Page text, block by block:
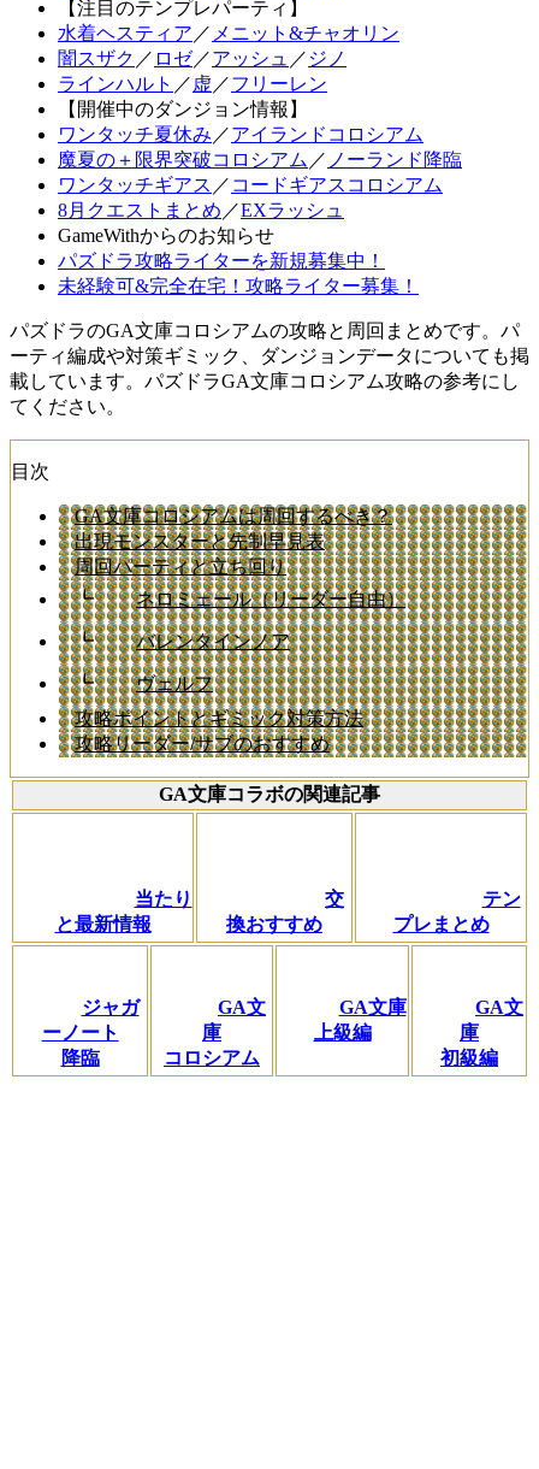
【注目のテンプレパーティ】
水着ヘスティア ／ メニット&チャオリン
闇スザク ／ ロゼ／アッシュ ／ ジノ
ラインハルト ／ 虚 ／フリーレン
【開催中のダンジョン情報】
ワンタッチ夏休み ／アイランドコロシアム
魔夏の＋限界突破コロシアム ／ ノーランド降臨
ワンタッチギアス ／ コードギアスコロシアム
8月クエストまとめ ／EXラッシュ
GameWithからのお知らせ
パズドラ攻略ライターを新規募集中！
未経験可&完全在宅！攻略ライター募集！
パズドラのGA文庫コロシアムの攻略と周回まとめです。パ
ーティ編成や対策ギミック、ダンジョンデータについても掲
載しています。パズドラGA文庫コロシアム攻略の参考にし
てください。
目次
GA文庫コロシアムは周回するべき？
出現モンスターと先制早見表
周回パーティと立ち回り
┗
ネロミェール（リーダー自由）
┗ バレンタインノア
┗
ヴェルフ
攻略ポイントとギミック対策方法
攻略リーダー/サブのおすすめ
GA文庫コラボの関連記事
当たり
と最新情報
交
換おすすめ
テン
プレまとめ
ジャガ
ーノート
降臨
GA文
庫
コロシアム
GA文庫
上級編
GA文
庫
初級編